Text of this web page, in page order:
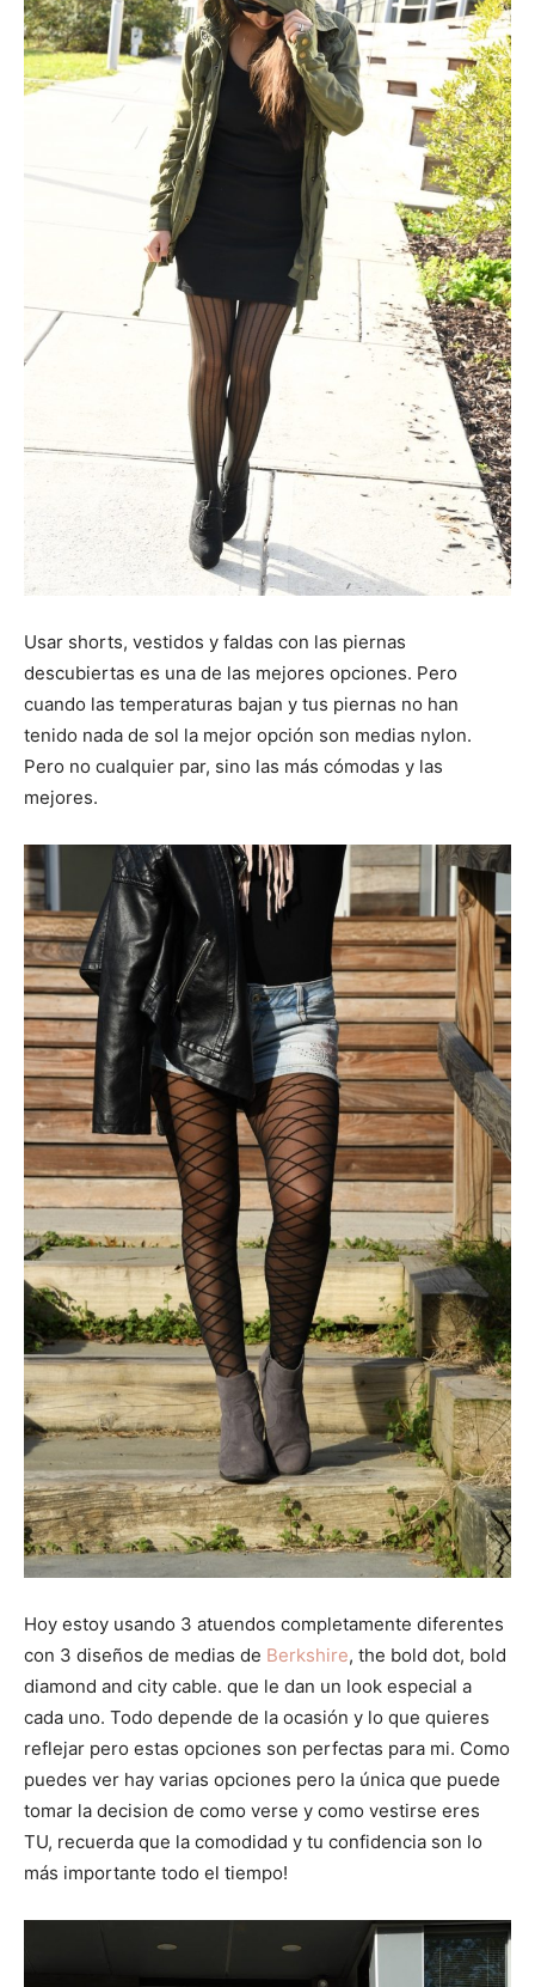
Usar shorts, vestidos y faldas con las piernas
descubiertas es una de las mejores opciones. Pero
cuando las temperaturas bajan y tus piernas no han
tenido nada de sol la mejor opción son medias nylon.
Pero no cualquier par, sino las más cómodas y las
mejores.
Hoy estoy usando 3 atuendos completamente diferentes
con 3 diseños de medias de Berkshire, the bold dot, bold
diamond and city cable. que le dan un look especial a
cada uno. Todo depende de la ocasión y lo que quieres
reflejar pero estas opciones son perfectas para mi. Como
puedes ver hay varias opciones pero la única que puede
tomar la decision de como verse y como vestirse eres
TU, recuerda que la comodidad y tu confidencia son lo
más importante todo el tiempo!